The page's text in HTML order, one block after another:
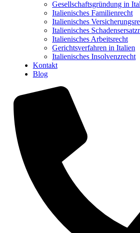
Gesellschaftsgründung in
Italienisches Familienrecht
Italienisches
Italienisches
Italienisches Arbeitsrecht
Gerichtsverfahren in Italien
Italienisches Insolvenzrecht
Kontakt
Blog